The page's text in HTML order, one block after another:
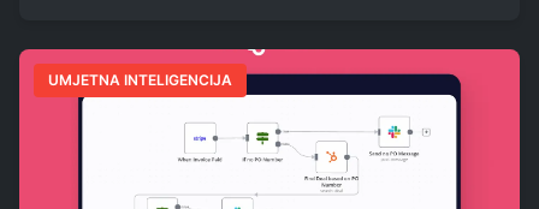
UMJETNA INTELIGENCIJA